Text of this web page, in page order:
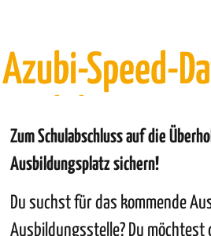
Azubi-Speed-
Iserlohn
Zum Schulabschluss auf die
Ausbildungsplatz sichern!
Du suchst für das kommende
Ausbildungsstelle? Du möchtest